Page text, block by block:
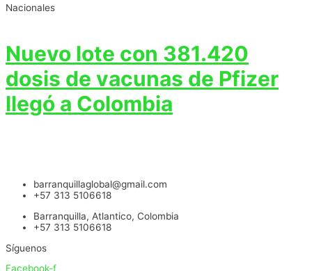
Nacionales
Nuevo lote con 381.420
dosis de vacunas de Pfizer
llegó a Colombia
barranquillaglobal@gmail.com
+57 313 5106618
Barranquilla, Atlantico, Colombia
+57 313 5106618
Síguenos
Facebook-f